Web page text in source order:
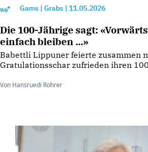
Gams Grabs 11.05.2026
Die 100-Jährige sagt:
einfach bleiben ...»
Babettli Lippuner feierte zusammen
Gratulationsschar zufrieden ihren
Von Hansruedi Rohrer